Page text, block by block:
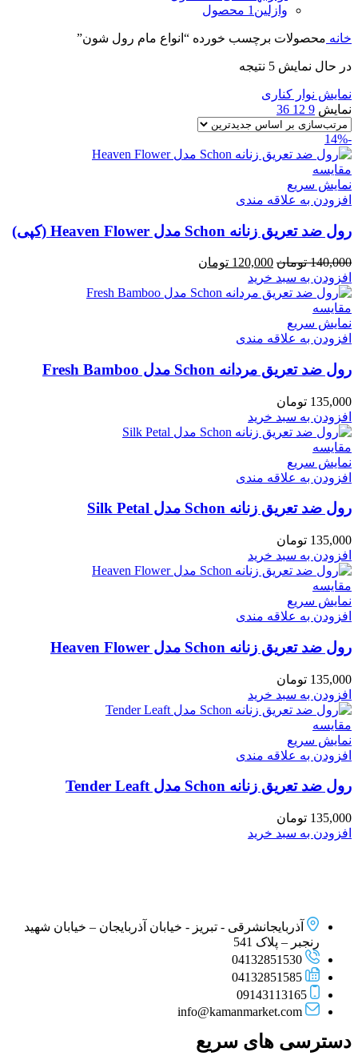
وازلین 1 محصول
خانه محصولات برچسب خورده “انواع مام رول شون”
در حال نمایش 5 نتیجه
نمایش نوار کناری
نمایش 9
12
36
-14%
مقايسه
نمایش سریع
افزودن به علاقه مندی
رول ضد تعریق زنانه Schon مدل Heaven Flower (کپی)
140,000 تومان قیمت
اصلی
140,000 تومان
120,000 تومان
120,000 تومان
افزودن به سبد خرید
مقايسه
نمایش سریع
افزودن به علاقه مندی
رول ضد تعریق مردانه Schon مدل Fresh Bamboo
135,000 تومان
افزودن به سبد خرید
مقايسه
نمایش سریع
افزودن به علاقه مندی
رول ضد تعریق زنانه Schon مدل Silk Petal
135,000 تومان
افزودن به سبد خرید
مقايسه
نمایش سریع
افزودن به علاقه مندی
رول ضد تعریق زنانه Schon مدل Heaven Flower
135,000 تومان
افزودن به سبد خرید
مقايسه
نمایش سریع
افزودن به علاقه مندی
رول ضد تعریق زنانه Schon مدل Tender Leaft
135,000 تومان
افزودن به سبد خرید
آذربایجانشرقی - تبریز - خیابان آذربایجان – خیابان شهید
رنجبر – پلاک 541
04132851530
04132851585
09143113165
info@kamanmarket.com
دسترسی های سریع